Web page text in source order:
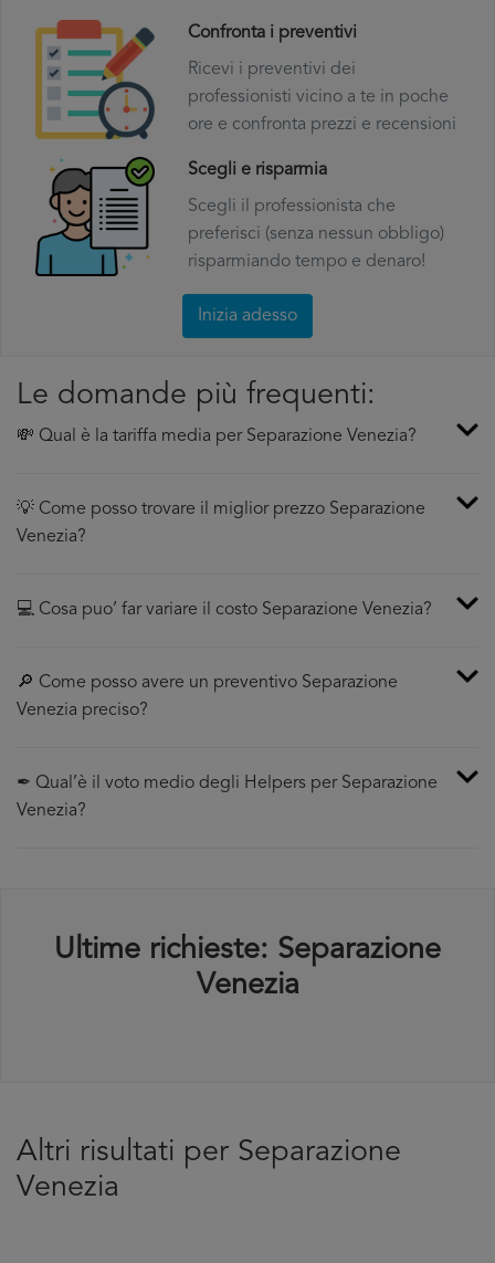
Confronta i preventivi
Ricevi i preventivi dei
professionisti vicino a te in poche
ore e confronta prezzi e recensioni
Scegli e risparmia
Scegli il professionista che
preferisci (senza nessun obbligo)
risparmiando tempo e denaro!
Inizia adesso
Le domande più frequenti:
💸 Qual è la tariffa media per Separazione Venezia?
💡 Come posso trovare il miglior prezzo Separazione
Venezia?
💻 Cosa puo’ far variare il costo Separazione Venezia?
🔎 Come posso avere un preventivo Separazione
Venezia preciso?
✒ Qual’è il voto medio degli Helpers per Separazione
Venezia?
Ultime richieste: Separazione
Venezia
Altri risultati per Separazione
Venezia